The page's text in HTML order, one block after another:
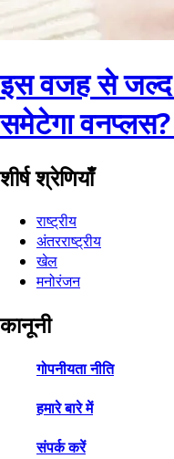
इस वजह से जल्द
समेटेगा
शीर्ष श्रेणियाँ
राष्ट्रीय
अंतरराष्ट्रीय
खेल
मनोरंजन
कानूनी
गोपनीयता नीति
हमारे बारे में
संपर्क करें